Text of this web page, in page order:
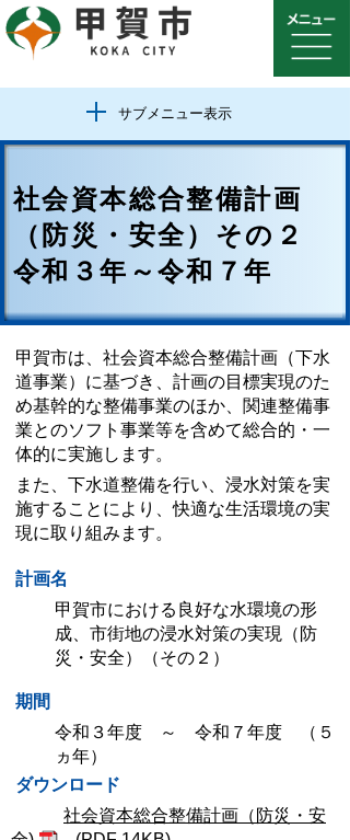
サブメニュー表示
社会資本総合整備計画
（防災・安全）その２
令和３年～令和７年
甲賀市は、社会資本総合整備計画（下水
道事業）に基づき、計画の目標実現のた
め基幹的な整備事業のほか、関連整備事
業とのソフト事業等を含めて総合的・一
体的に実施します。
また、下水道整備を行い、浸水対策を実
施することにより、快適な生活環境の実
現に取り組みます。
計画名
甲賀市における良好な水環境の形
成、市街地の浸水対策の実現（防
災・安全）（その２）
期間
令和３年度 ～ 令和７年度 （５
ヵ年）
ダウンロード
社会資本総合整備計画（防災・安